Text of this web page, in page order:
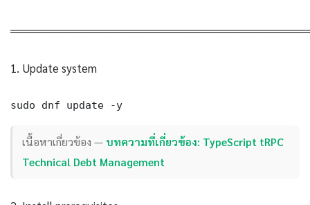
1. Update system
sudo dnf update -y
เนื้อหาเกี่ยวข้อง — บทความที่เกี่ยวข้อง: TypeScript tRPC
Technical Debt Management